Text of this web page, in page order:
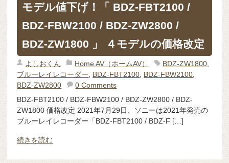
モデル値下げ！「 BDZ-FBT2100 /
BDZ-FBW2100 / BDZ-ZW2800 /
BDZ-ZW1800 」 ４モデルの価格改定
よしおくん Home AV（ホームAV） BDZ-ZW1800
ブルーレイレコーダー
BDZ-FBT2100 BDZ-FBW2100
BDZ-ZW2800
0 Comments
BDZ-FBT2100 / BDZ-FBW2100 / BDZ-ZW2800 / BDZ-
ZW1800 価格改定 2021年7月29日、ソニーは2021年発売の
ブルーレイレコーダー「BDZ-FBT2100 / BDZ-F […]
続きを読む